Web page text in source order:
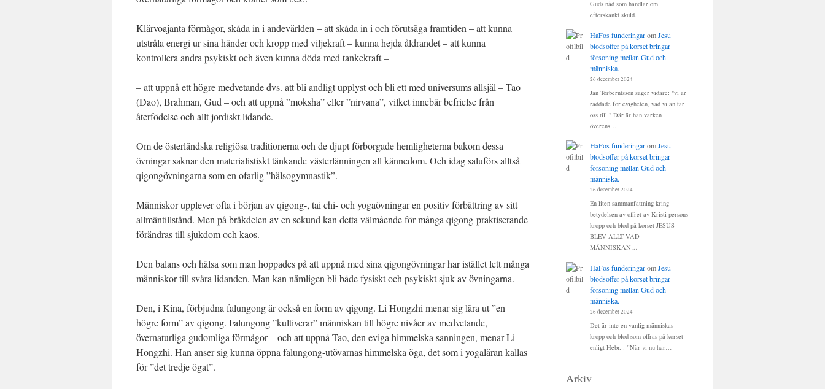
Klärvoajanta förmågor, skåda in i andevärlden – att skåda in i och förutsäga framtiden – att kunna
utstråla energi ur sina händer och kropp med viljekraft – kunna hejda åldrandet – att kunna
kontrollera andra psykiskt och även kunna döda med tankekraft –
– att uppnå ett högre medvetande dvs. att bli andligt upplyst och bli ett med universums allsjäl – Tao
(Dao), Brahman, Gud – och att uppnå ”moksha” eller ”nirvana”, vilket innebär befrielse från
återfödelse och allt jordiskt lidande.
Om de österländska religiösa traditionerna och de djupt förborgade hemligheterna bakom dessa
övningar saknar den materialistiskt tänkande västerlänningen all kännedom. Och idag saluförs alltså
qigongövningarna som en ofarlig ”hälsogymnastik”.
Människor upplever ofta i början av qigong-, tai chi- och yogaövningar en positiv förbättring av sitt
allmäntillstånd. Men på bråkdelen av en sekund kan detta välmående för många qigong-praktiserande
förändras till sjukdom och kaos.
Den balans och hälsa som man hoppades på att uppnå med sina qigongövningar har istället lett många
människor till svåra lidanden. Man kan nämligen bli både fysiskt och psykiskt sjuk av övningarna.
Den, i Kina, förbjudna falungong är också en form av qigong. Li Hongzhi menar sig lära ut ”en
högre form” av qigong. Falungong ”kultiverar” människan till högre nivåer av medvetande,
övernaturliga gudomliga förmågor – och att uppnå Tao, den eviga himmelska sanningen, menar Li
Hongzhi. Han anser sig kunna öppna falungong-utövarnas himmelska öga, det som i yogaläran kallas
för ”det tredje ögat”.
Guds nåd som handlar om
efterskänkt skuld…
HaFos funderingaromJesu
blodsoffer på korset bringar
försoning mellan Gud och
människa.
26 december 2024
Jan Torberntsson säger vidare: "vi är
räddade för evigheten, vad vi än tar
oss till." Där är han varken
överens…
HaFos funderingaromJesu
blodsoffer på korset bringar
försoning mellan Gud och
människa.
26 december 2024
En liten sammanfattning kring
betydelsen av offret av Kristi persons
kropp och blod på korset JESUS
BLEV ALLT VAD
MÄNNISKAN…
HaFos funderingaromJesu
blodsoffer på korset bringar
försoning mellan Gud och
människa.
26 december 2024
Det är inte en vanlig människas
kropp och blod som offras på korset
enligt Hebr. : ”När vi nu har…
Arkiv